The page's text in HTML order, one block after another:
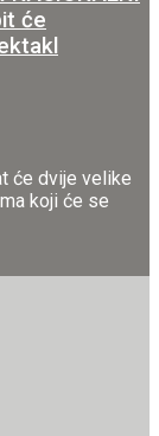
će
će dvije velike
koji će se